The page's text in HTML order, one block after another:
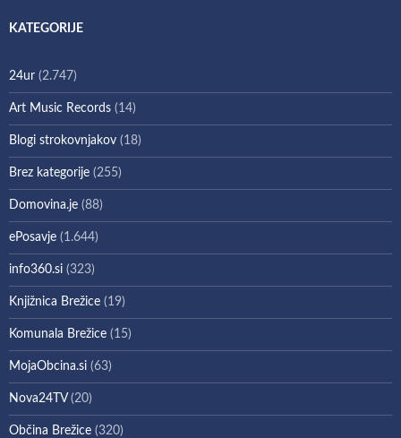
KATEGORIJE
24ur (2.747)
Art Music Records (14)
Blogi strokovnjakov (18)
Brez kategorije (255)
Domovina.je (88)
ePosavje (1.644)
info360.si (323)
Knjižnica Brežice (19)
Komunala Brežice (15)
MojaObcina.si (63)
Nova24TV(20)
Občina Brežice (320)